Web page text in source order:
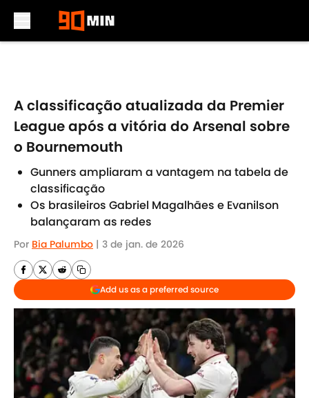
A classificação atualizada da Premier
League após a vitória do Arsenal sobre
o Bournemouth
Gunners ampliaram a vantagem na tabela de
classificação
Os brasileiros Gabriel Magalhães e Evanilson
balançaram as redes
Por Bia Palumbo | 3 de jan. de 2026
Add us as a preferred source